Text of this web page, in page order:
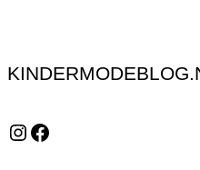
Instagram Facebook